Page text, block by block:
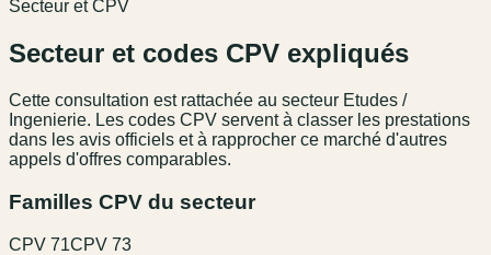
Secteur et CPV
Secteur et codes CPV expliqués
Cette consultation est rattachée au secteur Etudes /
Ingenierie. Les codes CPV servent à classer les prestations
dans les avis officiels et à rapprocher ce marché d'autres
appels d'offres comparables.
Familles CPV du secteur
CPV 71CPV 73